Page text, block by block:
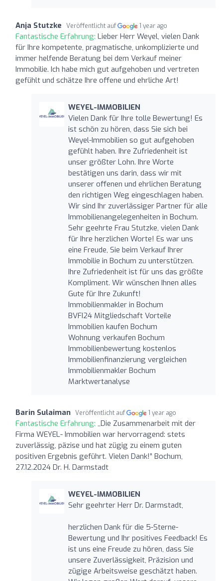
Anja Stutzke Veröffentlicht auf 1 year ago
Fantastische Erfahrung: Lieber Herr Weyel, vielen Dank
für Ihre kompetente, pragmatische, unkomplizierte und
immer helfende Beratung bei dem Verkauf meiner
Immobilie. Ich habe mich gut aufgehoben und vertreten
gefühlt und schätze Ihre offene und ehrliche Art!
WEYEL-IMMOBILIEN
Vielen Dank für Ihre tolle Bewertung! Es
ist schön zu hören, dass Sie sich bei
Weyel-Immobilien so gut aufgehoben
gefühlt haben. Ihre Zufriedenheit ist
unser größter Lohn. Ihre Worte
bestätigen uns darin, dass wir mit
unserer offenen und ehrlichen Beratung
den richtigen Weg eingeschlagen haben.
Wir sind Ihr zuverlässiger Partner für alle
Immobilienangelegenheiten in Bochum.
Sehr geehrte Frau Stutzke, vielen Dank
für Ihre herzlichen Worte! Es war uns
eine Freude, Sie beim Verkauf Ihrer
Immobilie in Bochum zu unterstützen.
Ihre Zufriedenheit ist für uns das größte
Kompliment. Wir wünschen Ihnen alles
Gute für Ihre Zukunft!
Immobilienmakler in Bochum
BVFI24 Mitgliedschaft Vorteile
Immobilien kaufen Bochum
Wohnung verkaufen Bochum
Immobilienbewertung kostenlos
Immobilienfinanzierung vergleichen
Immobilienmakler Bochum
Marktwertanalyse
Barin Sulaiman Veröffentlicht auf 1 year ago
Fantastische Erfahrung: ,,Die Zusammenarbeit mit der
Firma WEYEL- Immobilien war hervorragend: stets
zuverlässig, päzise und hat zügig zu einem guten
positiven Ergebnis geführt. Vielen Dank!” Bochum,
27.12.2024 Dr. H. Darmstadt
WEYEL-IMMOBILIEN
Sehr geehrter Herr Dr. Darmstadt,
herzlichen Dank für die 5-Sterne-
Bewertung und Ihr positives Feedback! Es
ist uns eine Freude zu hören, dass Sie
unsere Zuverlässigkeit, Präzision und
zügige Arbeitsweise geschätzt haben.